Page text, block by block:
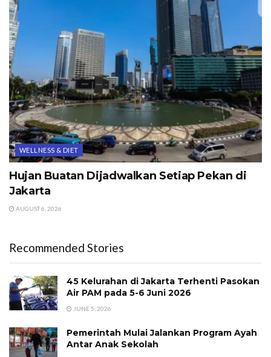
WELLNESS & DIET
Hujan Buatan Dijadwalkan Setiap Pekan di
Jakarta
AUGUST 6, 2026
Recommended Stories
45 Kelurahan di Jakarta Terhenti Pasokan
Air PAM pada 5-6 Juni 2026
JUNE 5, 2026
Pemerintah Mulai Jalankan Program Ayah
Antar Anak Sekolah